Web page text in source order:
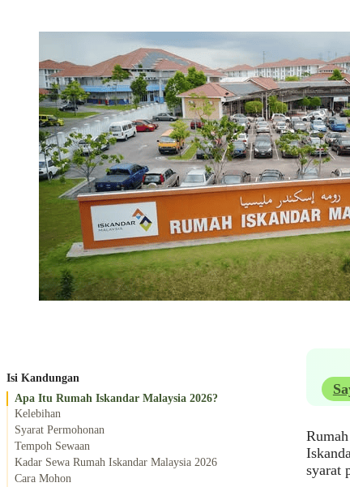
Isi Kandungan
Apa Itu Rumah Iskandar Malaysia 2026?
Kelebihan
Syarat Permohonan
Tempoh Sewaan
Kadar Sewa Rumah Iskandar Malaysia 2026
Cara Mohon
syarat